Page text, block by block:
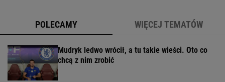
POLECAMY WIĘCEJ TEMATÓW
Mudryk ledwo wrócił, a tu takie wieści. Oto co
chcą z nim zrobić